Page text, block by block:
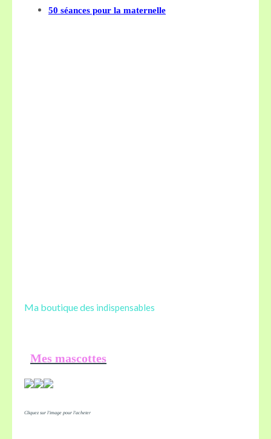
50 séances pour la maternelle
Ma boutique des indispensables
Mes mascottes
Cliquez sur l'image pour l'acheter